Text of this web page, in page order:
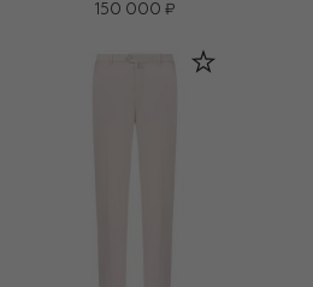
150 000 ₽